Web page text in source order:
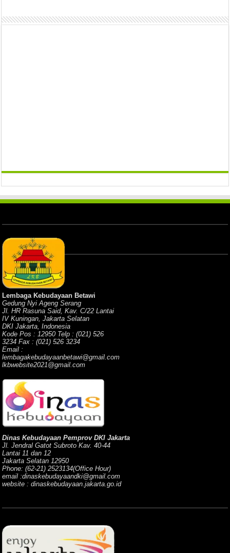
Lembaga Kebudayaan Betawi
Gedung Nyi Ageng Serang
Jl. HR Rasuna Said, Kav. C/22 Lantai
IV Kuningan, Jakarta Selatan
DKI Jakarta, Indonesia
Kode Pos : 12950 Telp : (021) 526
3234 Fax : (021) 526 3234
Email :
lembagakebudayaanbetawi@gmail.com
lkbwebsite2021@gmail.com
Dinas Kebudayaan Pemprov DKI Jakarta
Jl. Jendral Gatot Subroto Kav. 40-44
Lantai 11 dan 12
Jakarta Selatan 12950
Phone: (62-21) 2523134(Office Hour)
email :dinaskebudayaandki@gmail.com
website : dinaskebudayaan.jakarta.go.id